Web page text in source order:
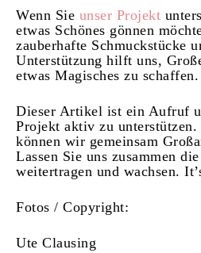
Wenn Sie unser Projekt
etwas Schönes gönnen
zauberhafte Schmuckstücke
Unterstützung hilft uns,
etwas Magisches zu schaffen.
Dieser Artikel ist ein Aufruf
Projekt aktiv zu
können wir gemeinsam
Lassen Sie uns zusammen
weitertragen und wachsen.
Fotos / Copyright:
Ute Clausing